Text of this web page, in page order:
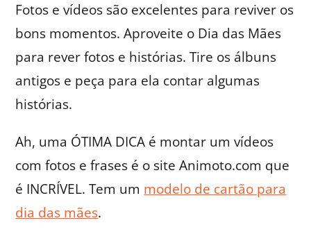
Fotos e vídeos são excelentes para reviver os
bons momentos. Aproveite o Dia das Mães
para rever fotos e histórias. Tire os álbuns
antigos e peça para ela contar algumas
histórias.
Ah, uma ÓTIMA DICA é montar um vídeos
com fotos e frases é o site Animoto.com que
é INCRÍVEL. Tem um modelo de cartão para
dia das mães.